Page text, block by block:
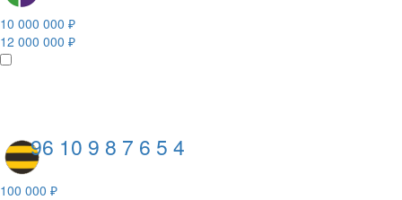
10 000 000 ₽
12 000 000 ₽
96 10 9 8 7 6 5 4
100 000 ₽